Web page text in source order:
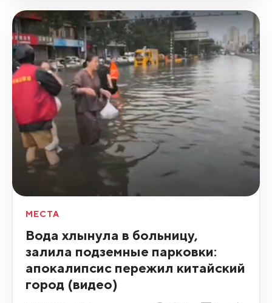
МЕСТА
Вода хлынула в больницу,
залила подземные парковки:
апокалипсис пережил китайский
город (видео)